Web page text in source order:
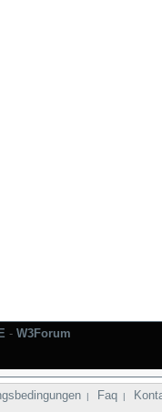
- W3Forum
| Faq |